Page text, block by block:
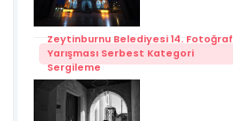
Zeytinburnu Belediyesi 14. Fotoğraf
Yarışması Serbest Kategori
Sergileme